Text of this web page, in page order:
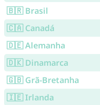
🇧🇷 Brasil
🇨🇦 Canadá
🇩🇪 Alemanha
🇩🇰 Dinamarca
🇬🇧 Grã-Bretanha
🇮🇪 Irlanda